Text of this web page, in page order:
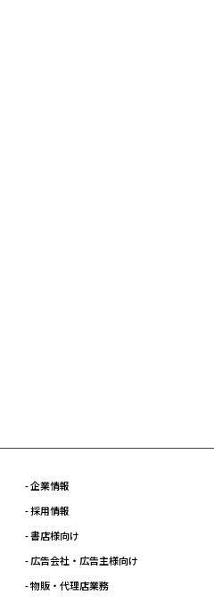
- 企業情報
- 採用情報
- 書店様向け
- 広告会社・広告主様向け
- 物販・代理店業務